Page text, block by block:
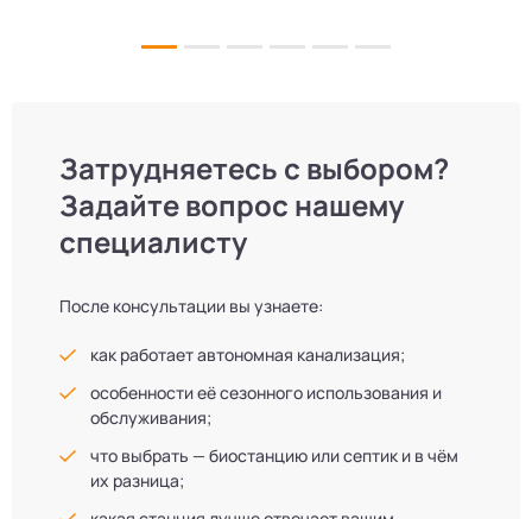
Затрудняетесь с выбором?
Задайте вопрос нашему
специалисту
После консультации вы узнаете:
как работает автономная канализация;
особенности её сезонного использования и
обслуживания;
что выбрать — биостанцию или септик и в чём
их разница;